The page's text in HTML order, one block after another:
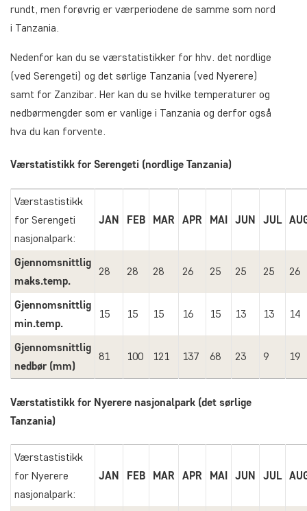
rundt, men forøvrig er værperiodene de samme som nord
i Tanzania.
Nedenfor kan du se værstatistikker for hhv. det nordlige
(ved Serengeti) og det sørlige Tanzania (ved Nyerere)
samt for Zanzibar. Her kan du se hvilke temperaturer og
nedbørmengder som er vanlige i Tanzania og derfor også
hva du kan forvente.
Værstatistikk for Serengeti (nordlige Tanzania)
Værstastistikk
for Serengeti
nasjonalpark:
JAN FEB MAR APR MAI JUN JUL
Gjennomsnittlig
maks.temp.
28 28 28 26 25 25 25 26
Gjennomsnittlig
min.temp.
15 15 15 16 15 13 13 14
Gjennomsnittlig
nedbør (mm)
81 100 121 137 68 23 9 19
Værstatistikk for Nyerere nasjonalpark (det sørlige
Tanzania)
Værstastistikk
for Nyerere
nasjonalpark:
JAN FEB MAR APR MAI JUN JUL